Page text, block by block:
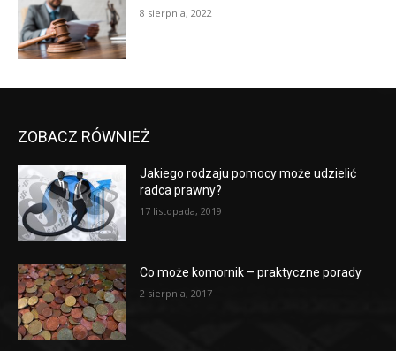
8 sierpnia, 2022
ZOBACZ RÓWNIEŻ
Jakiego rodzaju pomocy może udzielić
radca prawny?
17 listopada, 2019
Co może komornik – praktyczne porady
2 sierpnia, 2017